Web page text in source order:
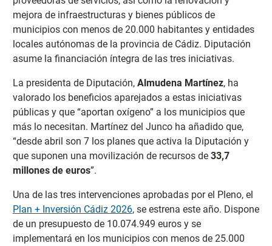
mejora de infraestructuras y bienes públicos de
municipios con menos de 20.000 habitantes y entidades
locales autónomas de la provincia de Cádiz. Diputación
asume la financiación íntegra de las tres iniciativas.
La presidenta de Diputación, Almudena Martínez, ha
valorado los beneficios aparejados a estas iniciativas
públicas y que “aportan oxígeno” a los municipios que
más lo necesitan. Martínez del Junco ha añadido que,
“desde abril son 7 los planes que activa la Diputación y
que suponen una movilización de recursos de 33,7
millones de euros”.
Una de las tres intervenciones aprobadas por el Pleno, el
Plan + Inversión Cádiz 2026, se estrena este año. Dispone
de un presupuesto de 10.074.949 euros y se
implementará en los municipios con menos de 25.000